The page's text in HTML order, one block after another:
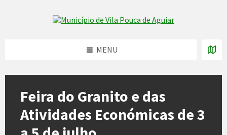
Skip to content
MENU
Feira do Granito e das
Atividades Económicas de 3